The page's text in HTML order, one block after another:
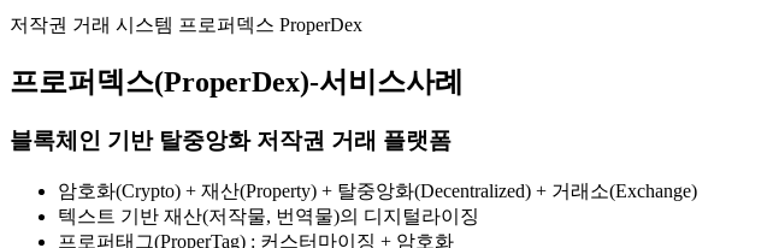
저작권 거래 시스템 프로퍼덱스 ProperDex
프로퍼덱스(ProperDex)-서비스사례
블록체인 기반 탈중앙화 저작권 거래 플랫폼
암호화(Crypto) + 재산(Property) + 탈중앙화(Decentralized) + 거래소(Exchange)
텍스트 기반 재산(저작물, 번역물)의 디지털라이징
프로퍼태그(ProperTag) : 커스터마이징 + 암호화